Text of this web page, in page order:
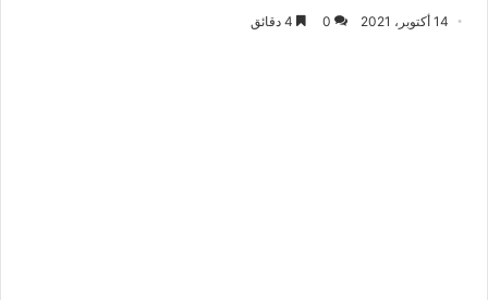
14 أكتوبر، 2021 0